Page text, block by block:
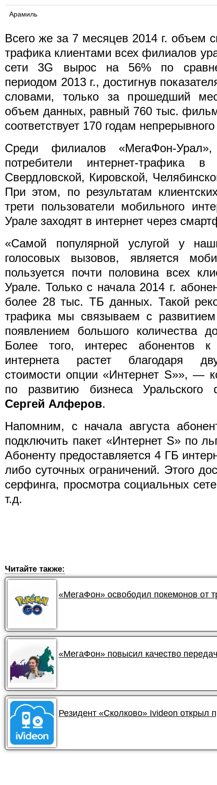
Арамиль
Всего же за 7 месяцев 2014 г. объем
трафика клиентами всех филиалов
сети 3G вырос на 56% по
периодом 2013 г., достигнув
словами, только за прошедший
объем данных, равный 760 тыс.
соответствует 170 годам
Среди филиалов «МегаФон-
потребители интернет-
Свердловской, Кировской,
При этом, по результатам
трети пользователи мобильного
Урале заходят в интернет через
«Самой популярной услугой у
голосовых вызовов, является
пользуется почти половина всех
Урале. Только с начала 2014 г.
более 28 тыс. ТБ данных. Такой
трафика мы связываем с
появлением большого количества
Более того, интерес абонентов к
интернета растет благодаря
стоимости опции «Интернет S»», —
по развитию бизнеса Уральского
Сергей Алферов.
Напомним, с начала августа
подключить пакет «Интернет S» по
Абоненту предоставляется 4 ГБ
либо суточных ограничений. Этого
серфинга, просмотра социальных
т.д.
Читайте также:
«МегаФон» освободил покемонов от
«МегаФон» повысил качество
Резидент «Сколково» Ivideon открыл